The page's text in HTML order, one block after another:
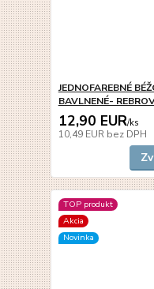
JEDNOFAREBNÉ
BAVLNENÉ-
12,90 EUR/ks
10,49 EUR bez DPH
TOP produkt
Akcia
Novinka